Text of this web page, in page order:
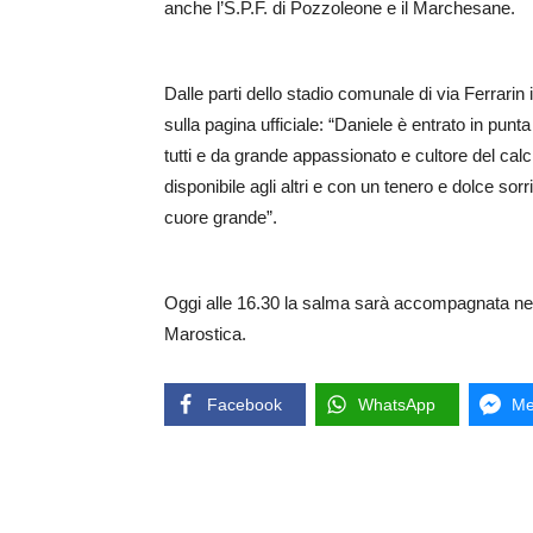
anche l’S.P.F. di Pozzoleone e il Marchesane.
Dalle parti dello stadio comunale di via
sulla pagina ufficiale: “Daniele è entrato in
tutti e da grande appassionato e cultore del
disponibile agli altri e con un tenero e dolce
cuore grande”.
Oggi alle 16.30 la salma sarà accompagnata
Marostica.
Facebook WhatsApp